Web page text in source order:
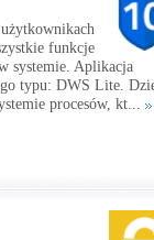
funkcje
systemie. Aplikacja
typu: DWS Lite.
procesów, kt...